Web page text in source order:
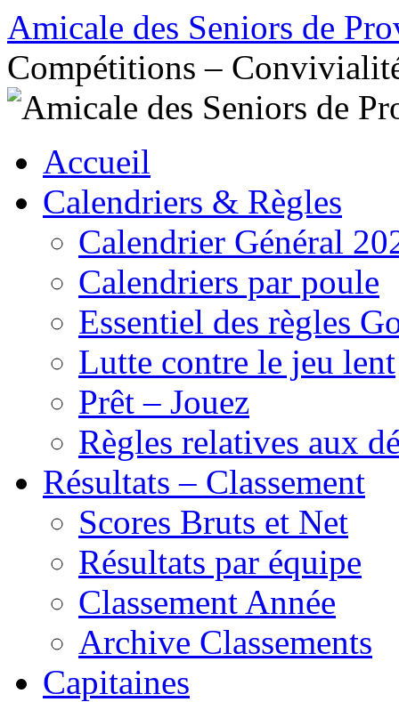
Aller
au
contenu
Amicale des Seniors de
Compétitions –
Accueil
Calendriers & Règles
Calendrier Général
Calendriers par poule
Essentiel des règles
Lutte contre le jeu lent
Prêt – Jouez
Règles relatives aux
Résultats – Classement
Scores Bruts et Net
Résultats par équipe
Classement Année
Archive Classements
Capitaines